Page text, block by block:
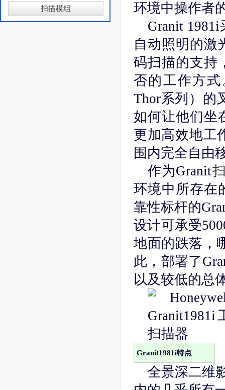
扫描模组
环境中操作者
Granit
自动照明的激
码扫描的支持
否的工作方
Thor系列）的
如何让他们坐
更加高效地工
围内完全自由
作为Granit
环境中所存在
靠性标杆的
设计可承受
地面的跌落，
此，部署了
以及较低的总
Granit1981i特点
全景深二维